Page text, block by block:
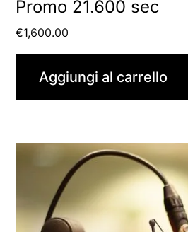
Promo 21.600 sec
€1,600.00
Aggiungi al carrello